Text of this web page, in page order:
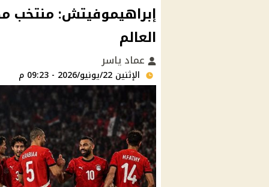
إبراهيموفيتش:
العالم
عماد ياسر
الإثنين 22/يونيو/2026 - 09:23 م